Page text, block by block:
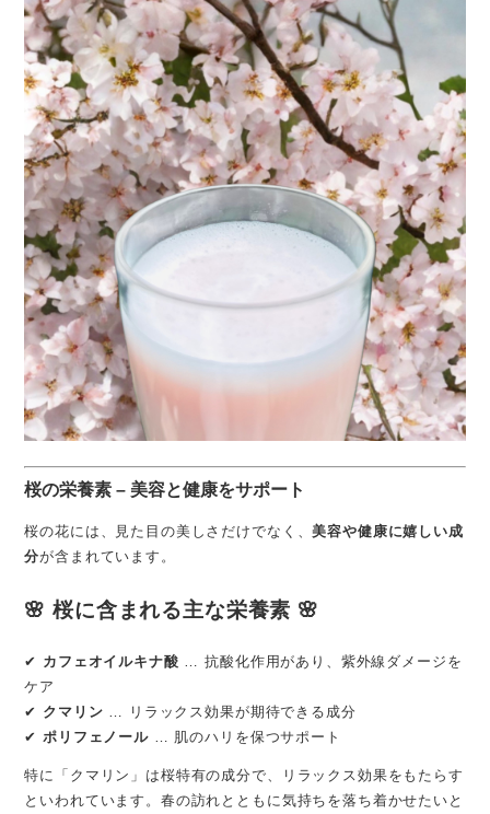
桜の栄養素 – 美容と健康をサポート
桜の花には、見た目の美しさだけでなく、美容や健康に嬉しい成
分が含まれています。
🌸 桜に含まれる主な栄養素 🌸
✔ カフェオイルキナ酸 … 抗酸化作用があり、紫外線ダメージを
ケア
✔ クマリン … リラックス効果が期待できる成分
✔ ポリフェノール… 肌のハリを保つサポート
特に「クマリン」は桜特有の成分で、リラックス効果をもたらす
といわれています。春の訪れとともに気持ちを落ち着かせたいと